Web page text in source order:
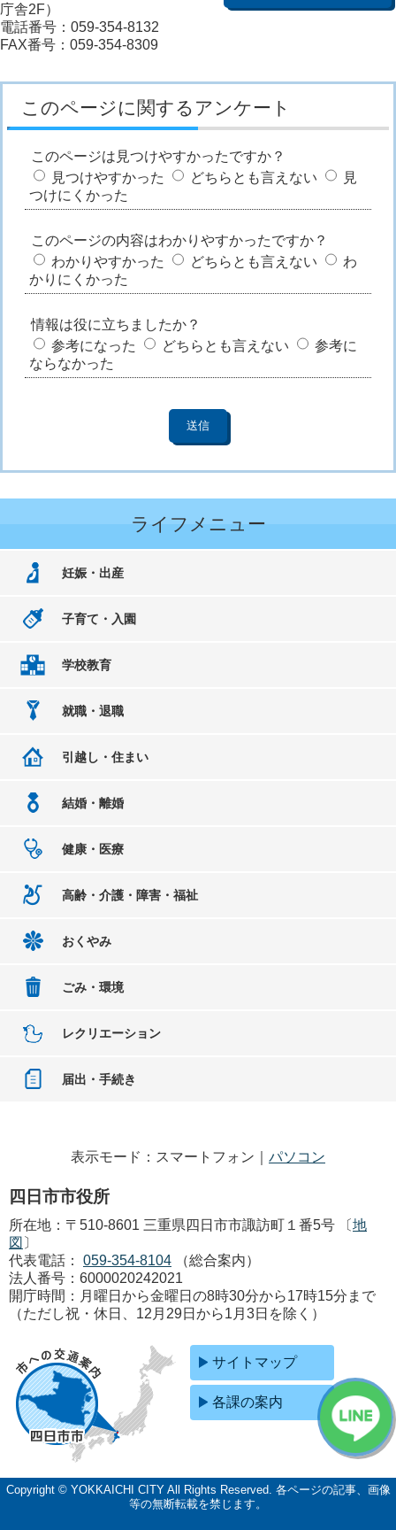
庁舎2F）
電話番号：059-354-8132
FAX番号：059-354-8309
このページに関するアンケート
このページは見つけやすかったですか？
見つけやすかった
どちらとも言えない
見
つけにくかった
このページの内容はわかりやすかったですか？
わかりやすかった
どちらとも言えない
わ
かりにくかった
情報は役に立ちましたか？
参考になった
どちらとも言えない
参考に
ならなかった
ライフメニュー
妊娠・出産
子育て・入園
学校教育
就職・退職
引越し・住まい
結婚・離婚
健康・医療
高齢・介護・障害・福祉
おくやみ
ごみ・環境
レクリエーション
届出・手続き
表示モード：スマートフォン｜ パソコン
四日市市役所
所在地：〒510-8601 三重県四日市市諏訪町１番5号 〔地
図 〕
代表電話：
059-354-8104
（総合案内）
法人番号：6000020242021
開庁時間：月曜日から金曜日の8時30分から17時15分まで
（ただし祝・休日、12月29日から1月3日を除く）
サイトマップ
各課の案内
Copyright © YOKKAICHI CITY All Rights Reserved. 各ページの記事、画像
等の無断転載を禁じます。